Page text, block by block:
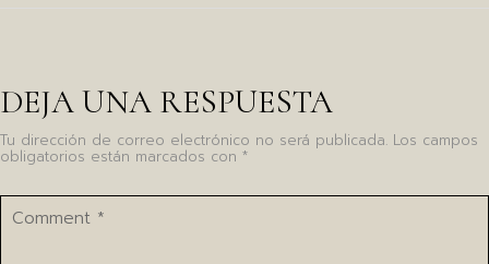
DEJA UNA RESPUESTA
Tu dirección de correo electrónico no será publicada. Los campos
obligatorios están marcados con *